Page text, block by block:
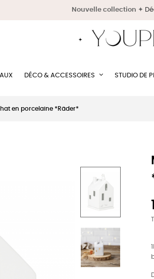
Nouvelle collection ✦
DÉCO & ACCESSOIRES STUDIO DE
en porcelaine *Räder*